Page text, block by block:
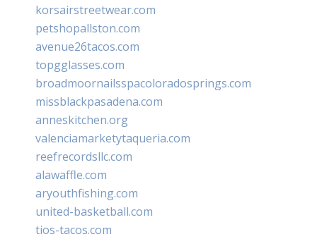
korsairstreetwear.com
petshopallston.com
avenue26tacos.com
topgglasses.com
broadmoornailsspacoloradosprings.com
missblackpasadena.com
anneskitchen.org
valenciamarketytaqueria.com
reefrecordsllc.com
alawaffle.com
aryouthfishing.com
united-basketball.com
tios-tacos.com